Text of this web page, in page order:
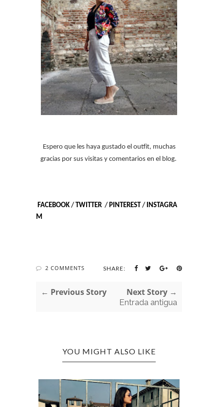
Espero que les haya gustado el outfit, muchas
gracias por sus visitas y comentarios en el blog.
FACEBOOK / TWITTER / PINTEREST / INSTAGRA
M
2 COMMENTS SHARE:
← Previous Story Next Story →
Entrada antigua
YOU MIGHT ALSO LIKE